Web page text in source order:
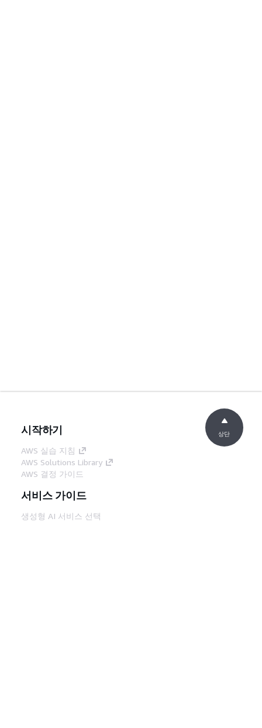
시작하기
AWS 실습 지침
AWS Solutions Library
AWS 결정 가이드
서비스 가이드
생성형 AI 서비스 선택
상단